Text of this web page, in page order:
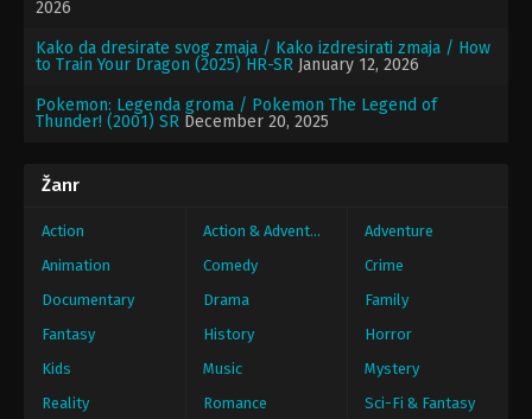
2026
Kako da dresirate svog zmaja / Kako izdresirati zmaja / How
to Train Your Dragon (2025) HR-SR January 12, 2026
Pokemon: Legenda groma / Pokemon The Legend of
Thunder! (2001) SR December 20, 2025
Žanr
Action Action & Adventure
Adventure
Animation
Comedy
Crime
Documentary
Drama
Family
Fantasy
History
Horror
Kids
Music
Mystery
Reality
Romance
Sci-Fi & Fantasy